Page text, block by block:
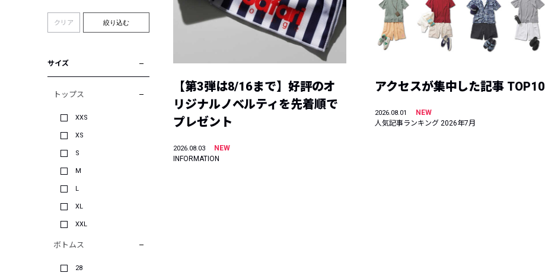
クリア 絞り込む
サイズ
トップス
XXS
XS
S
M
L
XL
XXL
ボトムス
28
【第3弾は8/16まで】好評のオ
リジナルノベルティを先着順で
プレゼント
2026.08.03
NEW
INFORMATION
アクセスが集中した記事 TOP10
2026.08.01
NEW
人気記事ランキング 2026年7月